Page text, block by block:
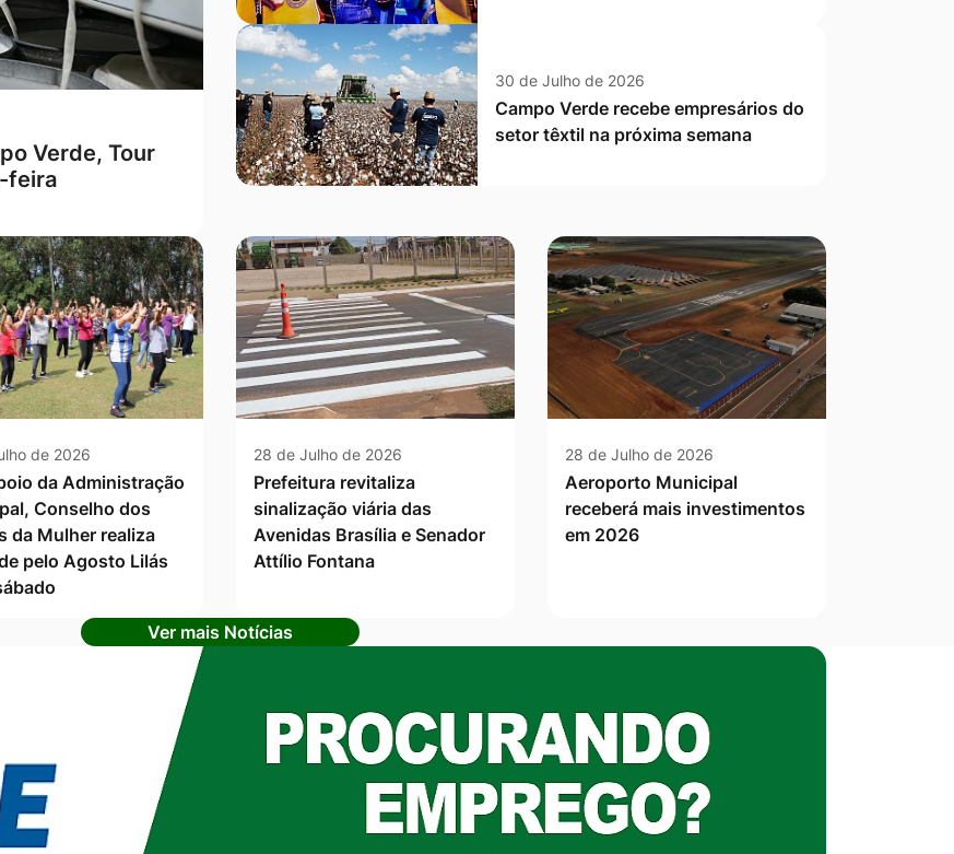
Lei Seca” em
30 de Julho de 2026
Campo Verde recebe empresários do
setor têxtil na próxima semana
de 2026
da Administração
Conselho dos
da Mulher realiza
pelo Agosto Lilás
28 de Julho de 2026
Prefeitura revitaliza
sinalização viária das
Avenidas Brasília e Senador
Attílio Fontana
28 de Julho de 2026
Aeroporto Municipal
receberá mais investimentos
em 2026
Ver mais Notícias